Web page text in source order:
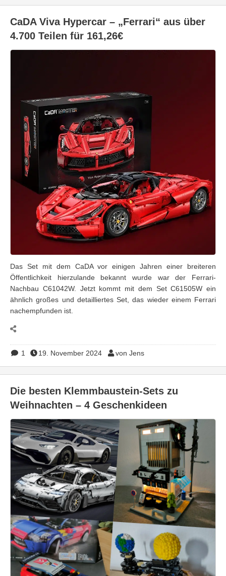
CaDA Viva Hypercar – „Ferrari“ aus über
4.700 Teilen für 161,26€
Das Set mit dem CaDA vor einigen Jahren einer breiteren
Öffentlichkeit hierzulande bekannt wurde war der Ferrari-
Nachbau C61042W. Jetzt kommt mit dem Set C61505W ein
ähnlich großes und detailliertes Set, das wieder einem Ferrari
nachempfunden ist.
1 19. November 2024 von Jens
Die besten Klemmbaustein-Sets zu
Weihnachten – 4 Geschenkideen